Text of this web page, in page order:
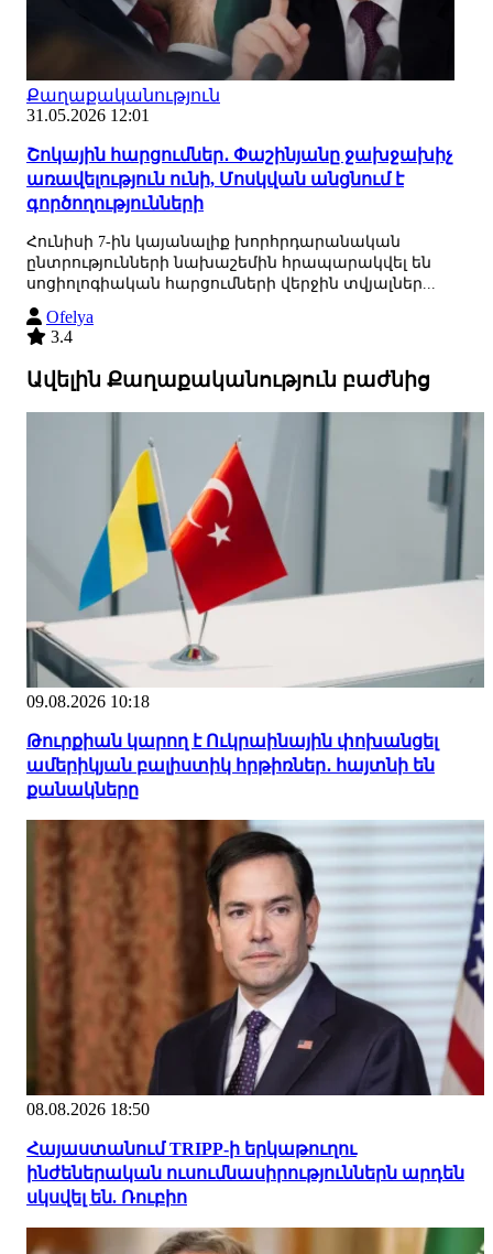
Քաղաքականություն
31.05.2026 12:01
Շոկային հարցումներ․ Փաշինյանը ջախջախիչ
առավելություն ունի, Մոսկվան անցնում է
գործողությունների
Հունիսի 7-ին կայանալիք խորհրդարանական
ընտրությունների նախաշեմին հրապարակվել են
սոցիոլոգիական հարցումների վերջին տվյալներ...
Ofelya
3.4
Ավելին Քաղաքականություն բաժնից
09.08.2026 10:18
Թուրքիան կարող է Ուկրաինային փոխանցել
ամերիկյան բալիստիկ հրթիռներ․ հայտնի են
քանակները
08.08.2026 18:50
Հայաստանում TRIPP-ի երկաթուղու
ինժեներական ուսումնասիրություններն արդեն
սկսվել են. Ռուբիո